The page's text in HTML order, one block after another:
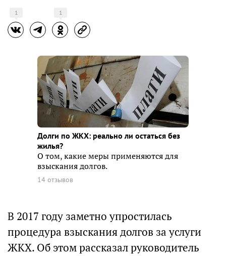
1 1
Долги по ЖКХ: реально ли остаться без
жилья?
О том, какие меры применяются для
взыскания долгов.
14 отзывов
В 2017 году заметно упростилась
процедура взыскания долгов за услуги
ЖКХ. Об этом рассказал руководитель